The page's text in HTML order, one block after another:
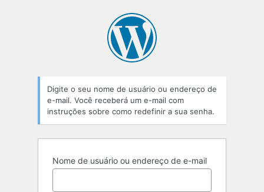
Digite o seu nome de usuário ou endereço de
e-mail. Você receberá um e-mail com
instruções sobre como redefinir a sua senha.
Nome de usuário ou endereço de e-mail